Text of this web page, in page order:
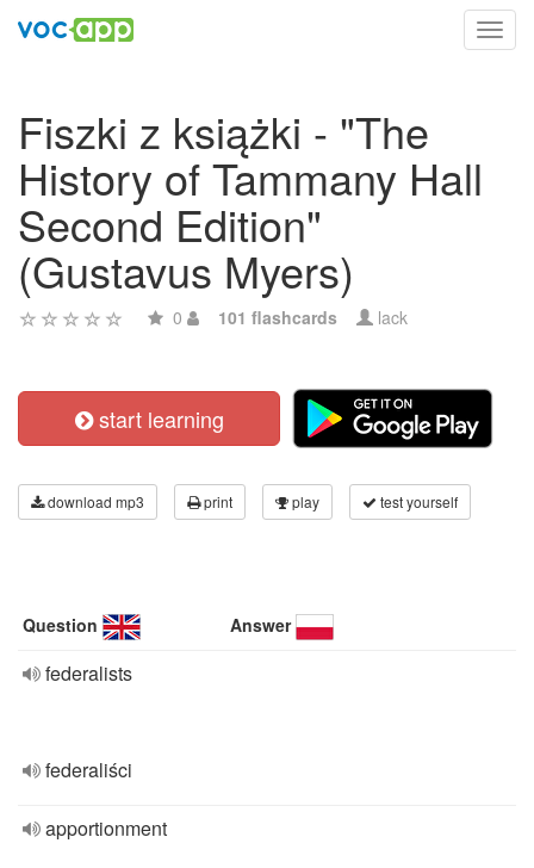
Fiszki z książki - "The
History of Tammany Hall
Second Edition"
(Gustavus Myers)
0 101 flashcards lack
start learning
download mp3 print play test yourself
Question Answer
federalists
federaliści
apportionment